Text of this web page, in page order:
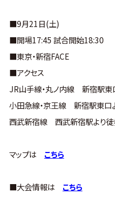
ノ
ア
公
式
サ
イ
ト
■9月21日(土)
■開場17:45 試合開始18:30
■東京・新宿FACE
■アクセス
JR山手線・丸ノ内線 新宿駅東
小田急線・京王線 新宿駅東口
西武新宿線 西武新宿駅より
マップは こちら
■大会情報は こちら